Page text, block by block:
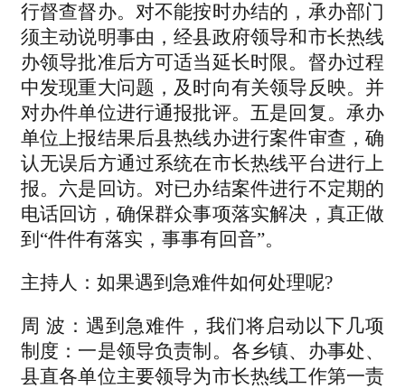
行督查督办。对不能按时办结的，承办部门
须主动说明事由，经县政府领导和市长热线
办领导批准后方可适当延长时限。督办过程
中发现重大问题，及时向有关领导反映。并
对办件单位进行通报批评。五是回复。承办
单位上报结果后县热线办进行案件审查，确
认无误后方通过系统在市长热线平台进行上
报。六是回访。对已办结案件进行不定期的
电话回访，确保群众事项落实解决，真正做
到“件件有落实，事事有回音”。
主持人：如果遇到急难件如何处理呢?
周 波：遇到急难件，我们将启动以下几项
制度：一是领导负责制。各乡镇、办事处、
县直各单位主要领导为市长热线工作第一责